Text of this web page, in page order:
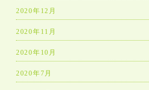
2020年12月
2020年11月
2020年10月
2020年7月